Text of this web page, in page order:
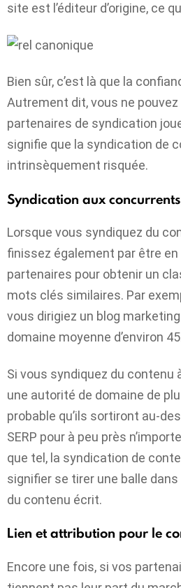
site est l’éditeur d’origine, ce
Bien sûr, c’est là que la
Autrement dit, vous ne
partenaires de syndication
signifie que la syndication de
intrinsèquement risquée.
Syndication aux concurrents
Lorsque vous syndiquez du
finissez également par être
partenaires pour obtenir un
mots clés similaires. Par
vous dirigiez un blog
domaine moyenne d’environ
Si vous syndiquez du contenu
une autorité de domaine de
probable qu’ils sortiront au-
SERP pour à peu près
que tel, la syndication de
signifier se tirer une balle
du contenu écrit.
Lien et attribution pour le
Encore une fois, si vos